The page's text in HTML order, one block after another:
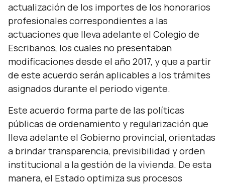
actualización de los importes de los honorarios
profesionales correspondientes a las
actuaciones que lleva adelante el Colegio de
Escribanos, los cuales no presentaban
modificaciones desde el año 2017, y que a partir
de este acuerdo serán aplicables a los trámites
asignados durante el periodo vigente.
Este acuerdo forma parte de las políticas
públicas de ordenamiento y regularización que
lleva adelante el Gobierno provincial, orientadas
a brindar transparencia, previsibilidad y orden
institucional a la gestión de la vivienda. De esta
manera, el Estado optimiza sus procesos